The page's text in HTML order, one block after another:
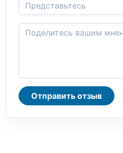
Отправить отзыв